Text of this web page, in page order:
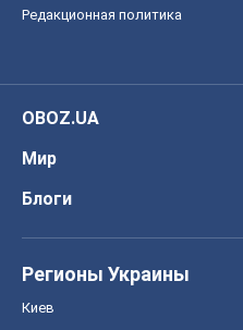
Редакционная политика
OBOZ.UA
Мир
Блоги
Регионы Украины
Киев